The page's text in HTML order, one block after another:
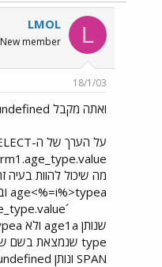
L
LMOL
New member
18/1/03
ואתה מקבל undefined
age<%=i%>typea ובזימון של הפונקציה אתה מעביר
´age<%=i%>´+document.form1.age_type.value​
SPAN ונותן undefined על age1a